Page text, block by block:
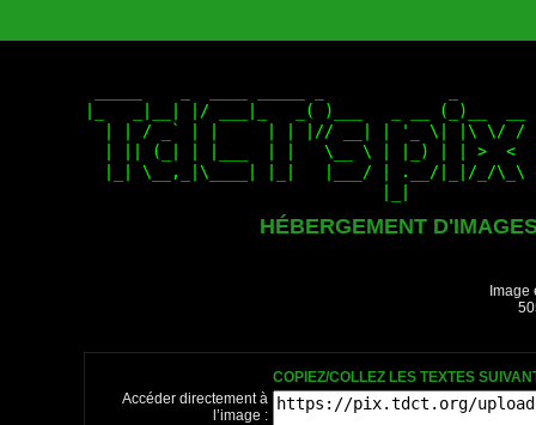
HÉBERGEMENT
COPIEZ/COLLEZ LES TEXTES
Accéder directement à
l’image :